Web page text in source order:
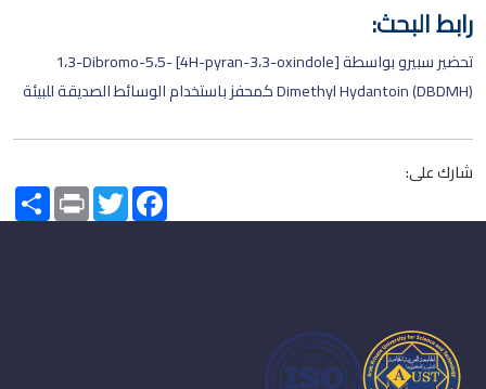
رابط البحث:
تحضير سبيرو بواسطة [4H-pyran-3،3-oxindole] 1،3-Dibromo-5،5-
Dimethyl Hydantoin (DBDMH) كمحفز باستخدام الوسائط الصديقة للبيئة
شارك على:
Share PrintTwitterFacebook